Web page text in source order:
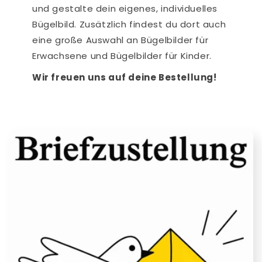
und gestalte dein eigenes, individuelles
Bügelbild. Zusätzlich findest du dort auch
eine große Auswahl an Bügelbilder für
Erwachsene und Bügelbilder für Kinder.
Wir freuen uns auf deine Bestellung!